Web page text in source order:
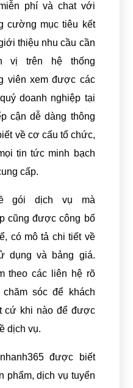
phí và chat với
cường mục tiêu kết
thiệu nhu cầu cần
vị trên hệ thống
viên xem được các
doanh nghiệp tại
cận dễ dàng thông
về cơ cấu tổ chức,
tin tức minh bạch
cấp.
gói dịch vụ mà
cũng được công bố
có mô tả chi tiết về
dụng và bảng giá.
theo các liên hệ rõ
sóc để khách
cứ khi nào để được
dịch vụ.
được biết
phẩm, dịch vụ tuyển